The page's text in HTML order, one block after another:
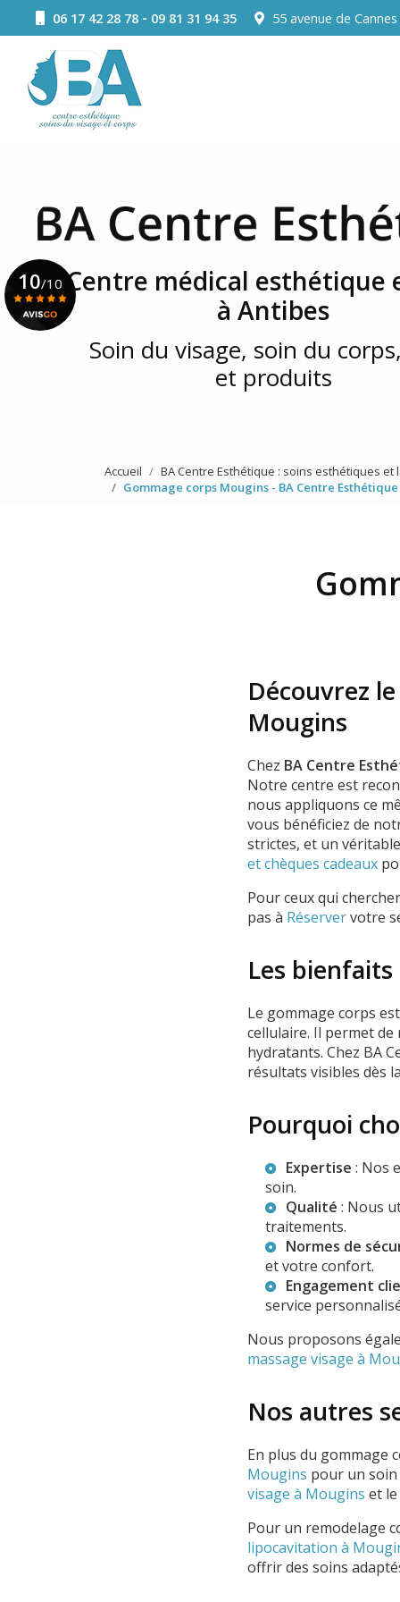
contenu
principal
06 17 42 28 78- 09 81 31 94 35 55 avenue de Cannes
Centre médical esthétique
à Antibes
Soin du visage, soin du
et produits
10/10
Accueil BA Centre Esthétique : soins esthétiques et
Gommage corps Mougins - BA Centre Esthétique
Découvrez
Mougins
Chez BA Centre
Notre centre est
nous appliquons ce
vous bénéficiez de
strictes, et un véritable
et chèques cadeaux
Pour ceux qui
pas à Réservervotre
Les
Le gommage corps
cellulaire. Il permet
hydratants. Chez BA
résultats visibles dès
Pourquoi
Expertise : Nos
soin.
Qualité : Nous
traitements.
Normes de
et votre confort.
Engagement
service
Nous proposons
massage visage à
Nos autres
En plus du gommage
Mougins pour un soin
visage à Mougins et le
Pour un remodelage
lipocavitation à
offrir des soins